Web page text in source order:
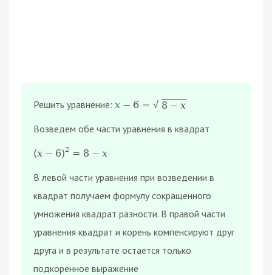
Решить уравнение: х − 6 = √ 8 − х
Возведем обе части уравнения в квадрат
(х − 6)2 = 8 − х
В левой части уравнения при возведении в
квадрат получаем формулу сокращенного
умножения квадрат разности. В правой части
уравнения квадрат и корень компенсируют друг
друга и в результате остается только
подкоренное выражение